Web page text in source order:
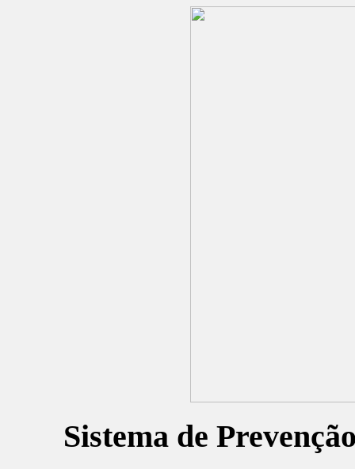
Sistema de